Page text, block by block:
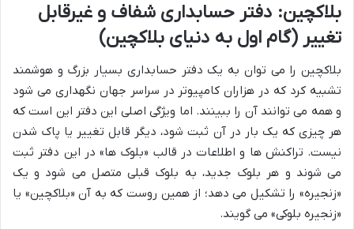
بلاکچین: دفتر حسابداری شفاف و غیرقابل
تغییر (گام اول به دنیای بلاکچین)
بلاکچین را می توان به یک دفتر حسابداری بسیار بزرگ و هوشمند
تشبیه کرد که در هزاران کامپیوتر در سراسر جهان نگهداری می شود
و همه می توانند آن را ببینند. اما ویژگی اصلی این دفتر این است که
هر چیزی که یک بار در آن ثبت شود، دیگر قابل تغییر یا پاک شدن
نیست. تراکنش ها و اطلاعات در قالب «بلوک ها» در این دفتر ثبت
می شوند و هر بلوک جدید، به بلوک قبلی متصل می شود و یک
«زنجیره» را تشکیل می دهد؛ از همین روست که به آن «بلاکچین» یا
«زنجیره بلوکی» می گویند.